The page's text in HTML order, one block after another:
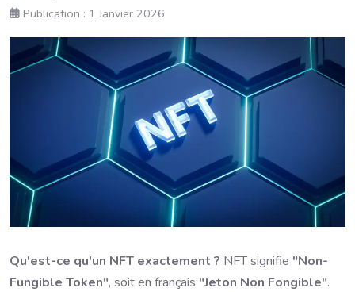
Publication : 1 Janvier 2026
Qu'est-ce qu'un NFT exactement ? NFT signifie "Non-
Fungible Token", soit en français "Jeton Non Fongible".